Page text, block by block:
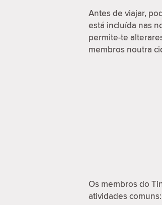
Antes de viajar,
está incluída nas
permite-te
membros noutra
Os membros do
atividades comuns: